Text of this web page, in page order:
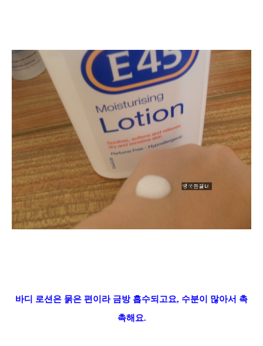
바디 로션은 묽은 편이라 금방 흡수되고요, 수분이 많아서 촉
촉해요.